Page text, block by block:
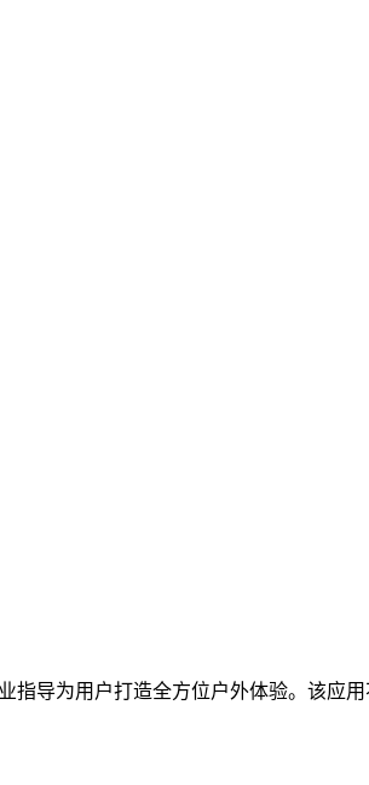
指导为用户打造全方位户外体验。该应